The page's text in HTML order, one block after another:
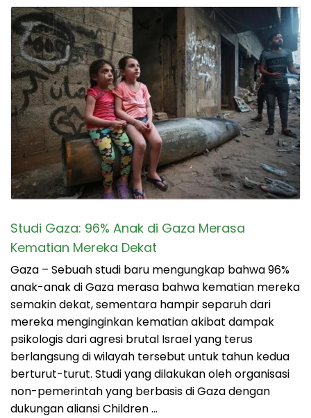
Studi Gaza: 96% Anak di Gaza Merasa
Kematian Mereka Dekat
Gaza – Sebuah studi baru mengungkap bahwa 96%
anak-anak di Gaza merasa bahwa kematian mereka
semakin dekat, sementara hampir separuh dari
mereka menginginkan kematian akibat dampak
psikologis dari agresi brutal Israel yang terus
berlangsung di wilayah tersebut untuk tahun kedua
berturut-turut. Studi yang dilakukan oleh organisasi
non-pemerintah yang berbasis di Gaza dengan
dukungan aliansi Children …